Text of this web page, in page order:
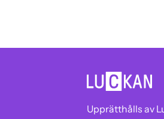
Upprätthålls av